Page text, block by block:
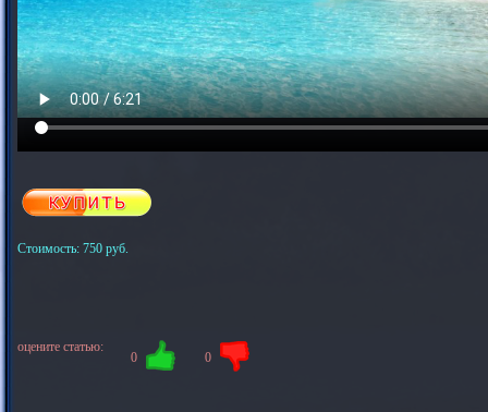
Стоимость: 750 руб.
оцените статью:
0 0